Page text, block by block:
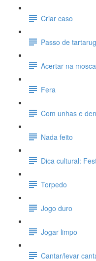
Criar caso
Passo de
Acertar na mosca
Fera
Com unhas e
Nada feito
Dica cultural:
Torpedo
Jogo duro
Jogar limpo
Cantar/levar